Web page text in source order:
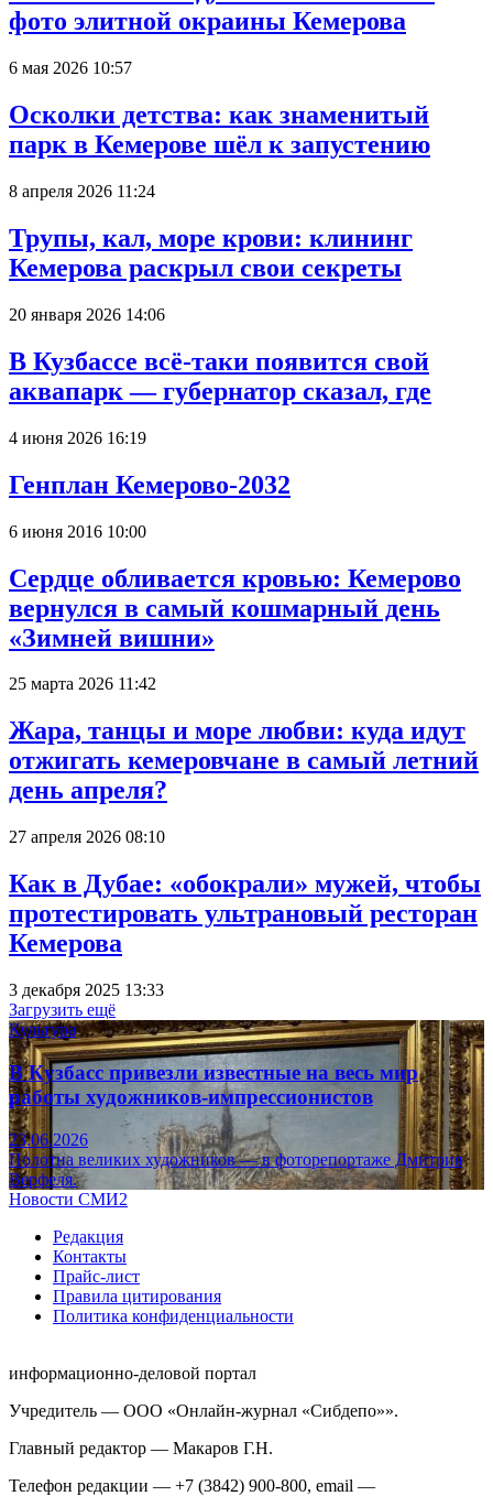
фото элитной окраины Кемерова
6 мая 2026 10:57
Осколки детства: как знаменитый
парк в Кемерове шёл к запустению
8 апреля 2026 11:24
Трупы, кал, море крови: клининг
Кемерова раскрыл свои секреты
20 января 2026 14:06
В Кузбассе всё-таки появится свой
аквапарк — губернатор сказал, где
4 июня 2026 16:19
Генплан Кемерово-2032
6 июня 2016 10:00
Сердце обливается кровью: Кемерово
вернулся в самый кошмарный день
«Зимней вишни»
25 марта 2026 11:42
Жара, танцы и море любви: куда идут
отжигать кемеровчане в самый летний
день апреля?
27 апреля 2026 08:10
Как в Дубае: «обокрали» мужей, чтобы
протестировать ультрановый ресторан
Кемерова
3 декабря 2025 13:33
Загрузить ещё
Культура
В Кузбасс привезли известные на весь мир
работы художников-импрессионистов
23.06.2026
Полотна великих художников — в фоторепортаже Дмитрия
Верфеля.
Новости СМИ2
Редакция
Контакты
Прайс-лист
Правила цитирования
Политика конфиденциальности
информационно-деловой портал
Учредитель — ООО «Онлайн-журнал «Сибдепо»».
Главный редактор — Макаров Г.Н.
Телефон редакции — +7 (3842) 900-800, email —